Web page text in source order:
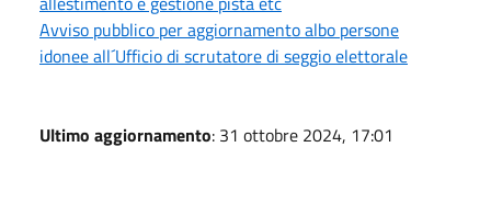
Avviso pubblico per aggiornamento albo persone
idonee all´Ufficio di scrutatore di seggio elettorale
Ultimo aggiornamento: 31 ottobre 2024, 17:01